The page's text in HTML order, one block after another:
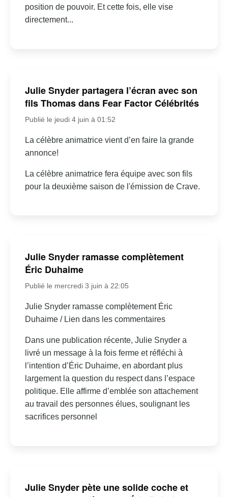
position de pouvoir. Et cette fois, elle vise
directement...
Julie Snyder partagera l’écran avec son
fils Thomas dans Fear Factor Célébrités
Publié le jeudi 4 juin à 01:52
La célèbre animatrice vient d’en faire la grande
annonce!
La célèbre animatrice fera équipe avec son fils
pour la deuxième saison de l'émission de Crave.
Julie Snyder ramasse complètement
Éric Duhaime
Publié le mercredi 3 juin à 22:05
Julie Snyder ramasse complètement Éric
Duhaime / Lien dans les commentaires
Dans une publication récente, Julie Snyder a
livré un message à la fois ferme et réfléchi à
l’intention d’Éric Duhaime, en abordant plus
largement la question du respect dans l’espace
politique. Elle affirme d’emblée son attachement
au travail des personnes élues, soulignant les
sacrifices personnel
Julie Snyder pète une solide coche et